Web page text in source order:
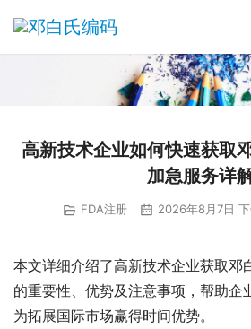
高新技术企业如何快速获取
加急服务详
FDA注册 2026年8月7日
本文详细介绍了高新技术企业获取邓
的重要性、优势及注意事项，帮助企
为拓展国际市场赢得时间优势。